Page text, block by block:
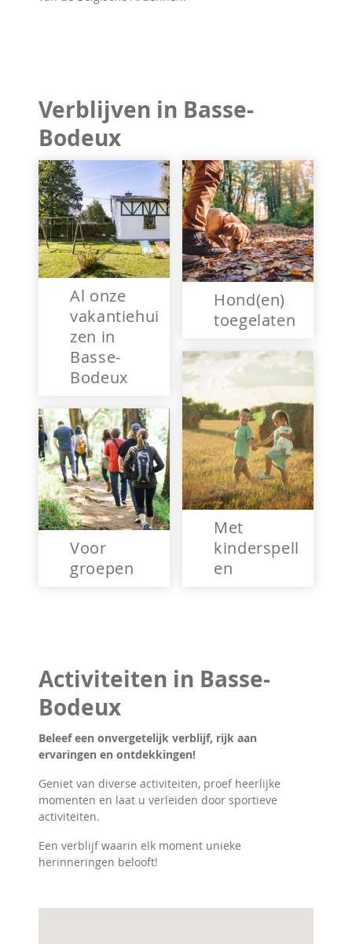
Verblijven in Basse-
Bodeux
Al onze
vakantiehui
zen in
Basse-
Bodeux
Voor
groepen
Hond(en)
toegelaten
Met
kinderspell
en
Activiteiten in Basse-
Bodeux
Beleef een onvergetelijk verblijf, rijk aan
ervaringen en ontdekkingen!
Geniet van diverse activiteiten, proef heerlijke
momenten en laat u verleiden door sportieve
activiteiten.
Een verblijf waarin elk moment unieke
herinneringen belooft!